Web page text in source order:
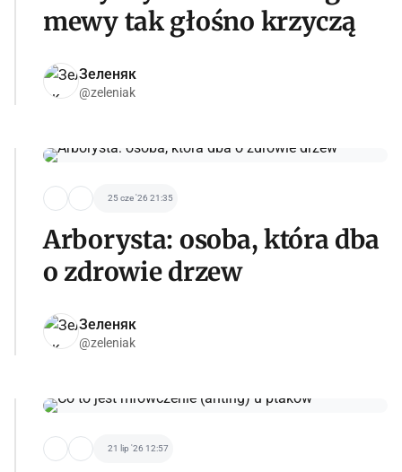
mewy tak głośno krzyczą
Зеленяк
@zeleniak
25 cze '26 21:35
Arborysta: osoba, która dba
o zdrowie drzew
Зеленяк
@zeleniak
21 lip '26 12:57